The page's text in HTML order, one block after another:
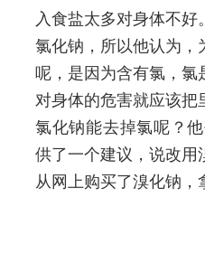
入食盐太多对身体不
氯化钠，所以他认为，
呢，是因为含有氯，氯
对身体的危害就应该
氯化钠能去掉氯呢？
供了一个建议，说改用
从网上购买了溴化钠